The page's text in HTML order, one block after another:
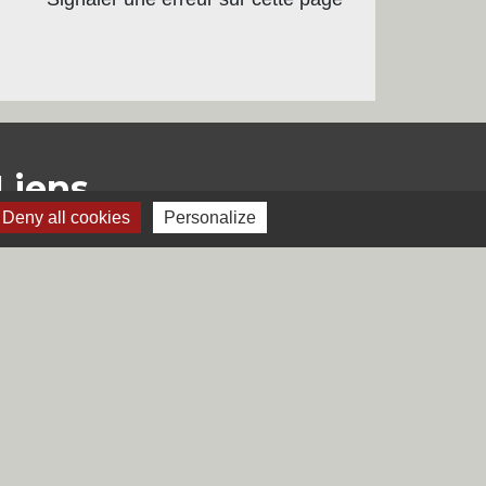
Deny all cookies Personalize